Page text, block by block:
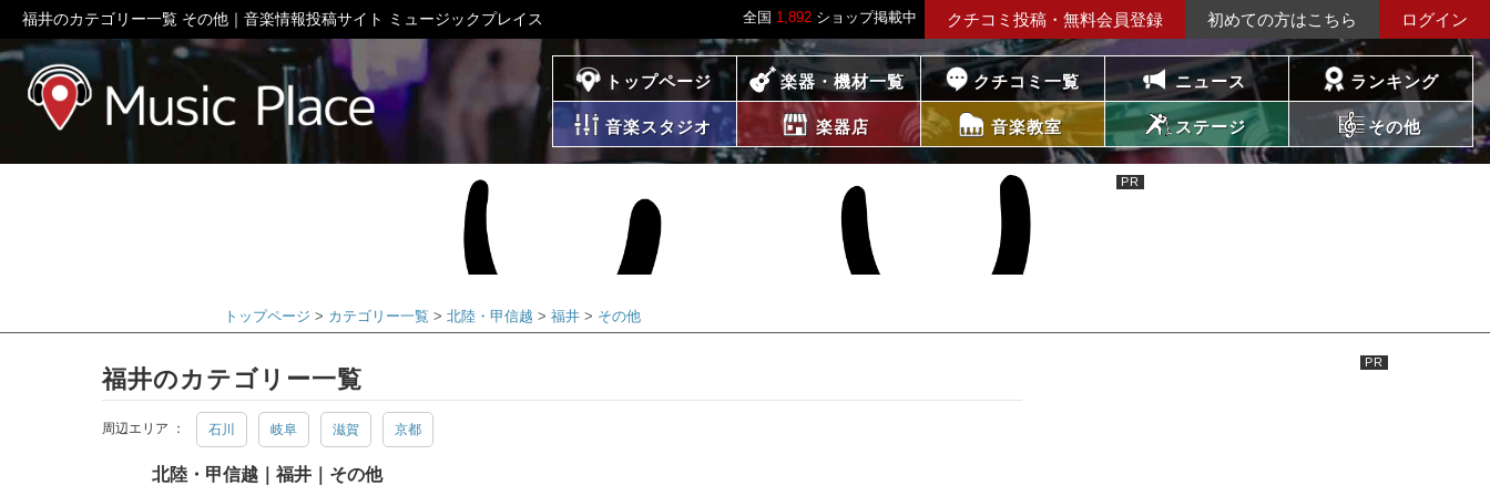
全国 1,892 ショップ掲載中 クチコミ投稿・無料会員登録 初めての方はこちら ログイン
福井のカテゴリー一覧 その他｜音楽情報投稿サイト ミュージックプレイス
ミュージックプレイス トップページ 楽器・機材一覧 クチコミ一覧 ニュース ランキング
音楽スタジオ 楽器店 音楽教室 ステージ その他
トップページ カテゴリー一覧 北陸・甲信越 福井 その他
福井のカテゴリー一覧
周辺エリア ： 石川 岐阜 滋賀 京都
北陸・甲信越｜福井｜その他